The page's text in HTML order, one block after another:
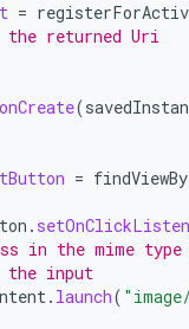
=
the returned Uri
onCreate(
=
.
in the mime
input
. launch(